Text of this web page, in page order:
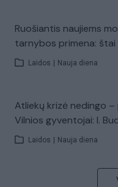
Ruošiantis naujiems
tarnybos primena:
Laidos Nauja diena
Atliekų krizė nedingo
Vilnios gyventojai: I.
Laidos Nauja diena